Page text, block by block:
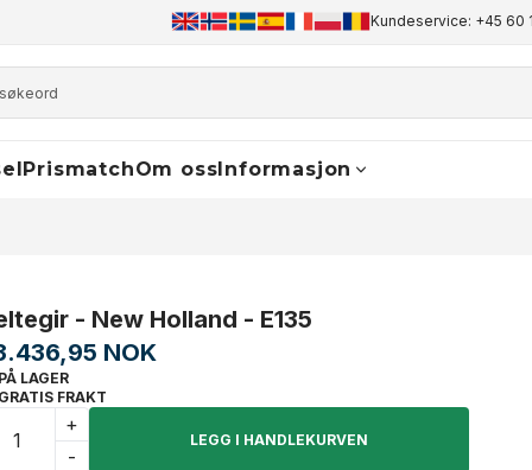
+45 60 17 81 50 info@finaldrive-trackmotors.com
Kundeservice: +45 60
PrismatchOm ossInformasjon
- New Holland - E135
NOK
PÅ LAGER
GRATIS FRAKT
+
-
LEGG I HANDLEKURVEN